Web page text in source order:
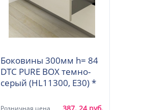
Боковины 300мм h= 84
DTC PURE BOX темно-
серый (HL11300, E30) *
Розничная цена 387. 24 руб.